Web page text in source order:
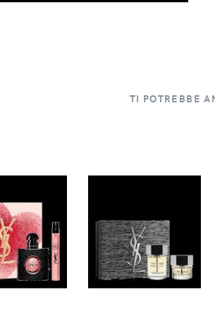
TI POTREBBE